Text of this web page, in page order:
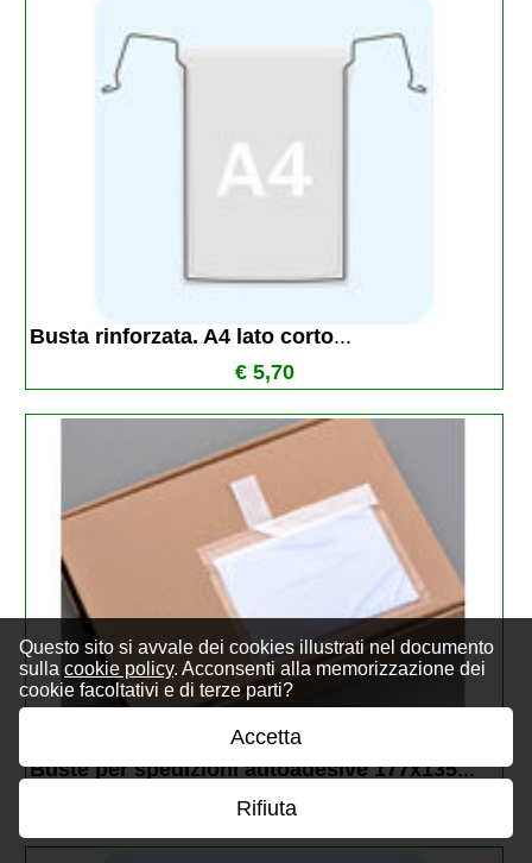
Questo sito si avvale dei cookies illustrati nel documento
sulla cookie policy. Acconsenti alla memorizzazione dei
cookie facoltativi e di terze parti?
Accetta
Rifiuta
Busta rinforzata. A4 lato corto...
€ 5,70
Buste per spedizioni autoadesive 177x135...
€ 0,13